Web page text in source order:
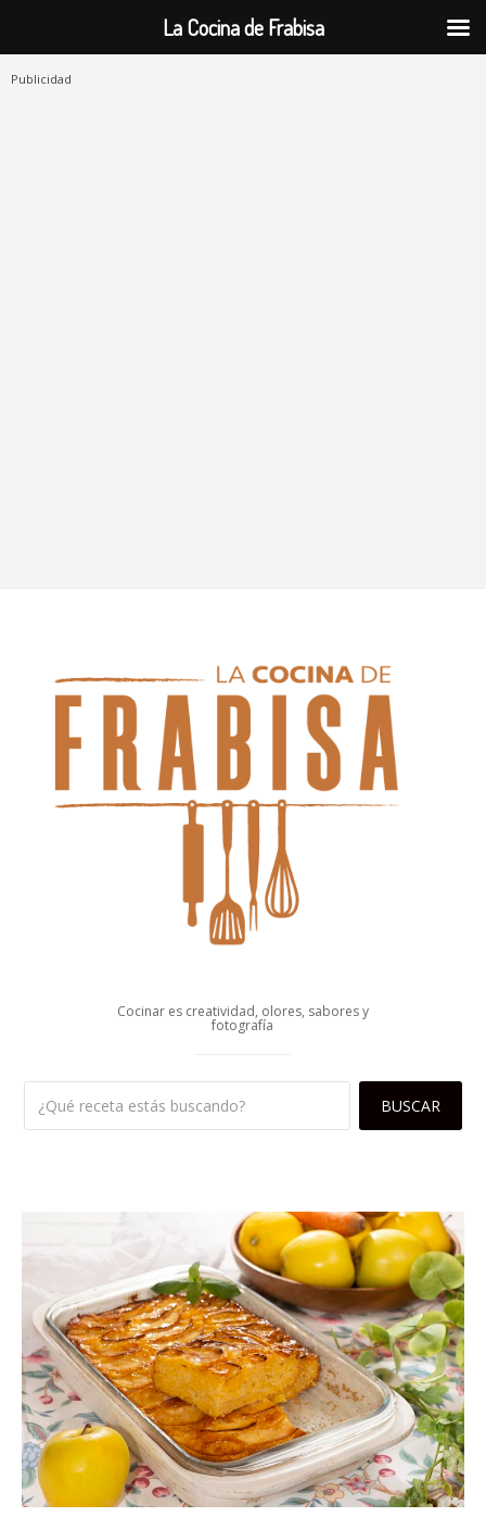
Publicidad
Cocinar es creatividad, olores, sabores y
fotografía
La Cocina de Frabisa